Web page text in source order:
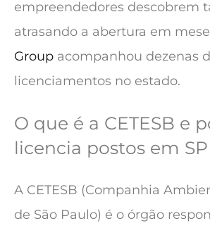
empreendedores descobrem
atrasando a abertura em
Group acompanhou dezenas
licenciamentos no estado.
O que é a CETESB e
licencia postos em SP
A CETESB (Companhia
de São Paulo) é o órgão